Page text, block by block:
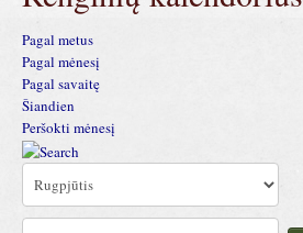
Pagal metus
Pagal mėnesį
Pagal savaitę
Šiandien
Peršokti mėnesį